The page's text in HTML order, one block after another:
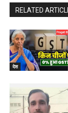
RELATED
देश